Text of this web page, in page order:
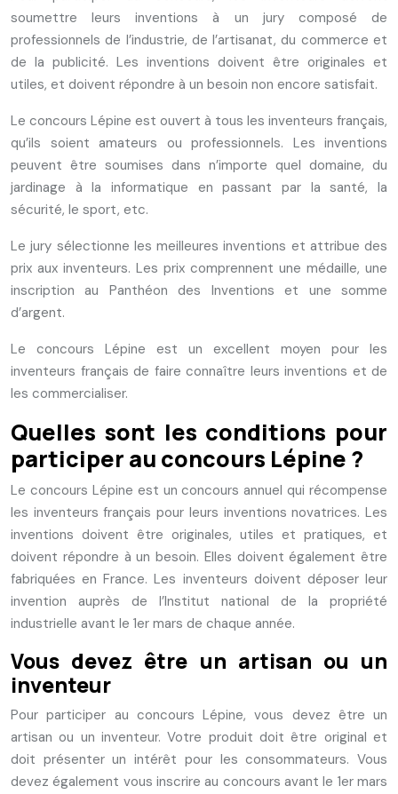
soumettre leurs inventions à un jury composé de
professionnels de l’industrie, de l’artisanat, du commerce et
de la publicité. Les inventions doivent être originales et
utiles, et doivent répondre à un besoin non encore satisfait.
Le concours Lépine est ouvert à tous les inventeurs français,
qu’ils soient amateurs ou professionnels. Les inventions
peuvent être soumises dans n’importe quel domaine, du
jardinage à la informatique en passant par la santé, la
sécurité, le sport, etc.
Le jury sélectionne les meilleures inventions et attribue des
prix aux inventeurs. Les prix comprennent une médaille, une
inscription au Panthéon des Inventions et une somme
d’argent.
Le concours Lépine est un excellent moyen pour les
inventeurs français de faire connaître leurs inventions et de
les commercialiser.
Quelles sont les conditions pour
participer au concours Lépine ?
Le concours Lépine est un concours annuel qui récompense
les inventeurs français pour leurs inventions novatrices. Les
inventions doivent être originales, utiles et pratiques, et
doivent répondre à un besoin. Elles doivent également être
fabriquées en France. Les inventeurs doivent déposer leur
invention auprès de l’Institut national de la propriété
industrielle avant le 1er mars de chaque année.
Vous devez être un artisan ou un
inventeur
Pour participer au concours Lépine, vous devez être un
artisan ou un inventeur. Votre produit doit être original et
doit présenter un intérêt pour les consommateurs. Vous
devez également vous inscrire au concours avant le 1er mars